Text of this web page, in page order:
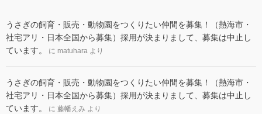
うさぎの飼育・販売・動物園をつくりたい仲間を募集！（熱海市・
社宅アリ・日本全国から募集）採用が決まりまして、募集は中止し
ています。
に matuhara より
うさぎの飼育・販売・動物園をつくりたい仲間を募集！（熱海市・
社宅アリ・日本全国から募集）採用が決まりまして、募集は中止し
ています。
に 藤幡えみ より